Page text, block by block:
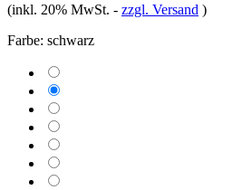
(inkl. 20% MwSt. - zzgl. Versand )
Farbe: schwarz